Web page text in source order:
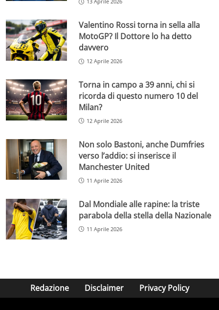
Valentino Rossi torna in sella alla
MotoGP? Il Dottore lo ha detto
davvero
12 Aprile 2026
Torna in campo a 39 anni, chi si
ricorda di questo numero 10 del
Milan?
12 Aprile 2026
Non solo Bastoni, anche Dumfries
verso l’addio: si inserisce il
Manchester United
11 Aprile 2026
Dal Mondiale alle rapine: la triste
parabola della stella della Nazionale
11 Aprile 2026
Redazione Disclaimer Privacy Policy